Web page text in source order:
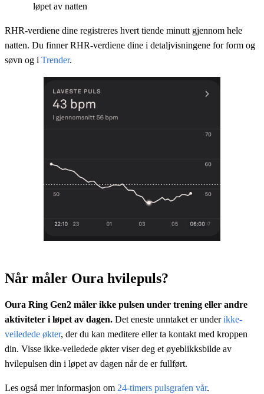
løpet av natten
RHR-verdiene dine registreres hvert tiende minutt gjennom hele
natten. Du finner RHR-verdiene dine i detaljvisningene for form og
søvn og i Trender.
Når måler Oura hvilepuls?
Oura Ring Gen2 måler ikke pulsen under trening eller andre
aktiviteter i løpet av dagen. Det eneste unntaket er underikke-
veiledede økter, der du kan meditere eller ta kontakt med kroppen
din. Visse ikke-veiledede økter viser deg et øyeblikksbilde av
hvilepulsen din i løpet av dagen når de er fullført.
Les også mer informasjon om 24-timers pulsgrafen vår.